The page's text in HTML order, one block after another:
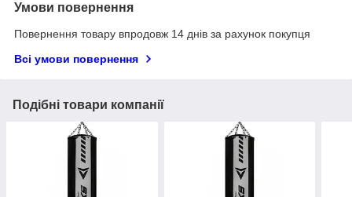
Умови повернення
Повернення товару впродовж 14 днів за рахунок покупця
Всі умови повернення
Подібні товари компанії